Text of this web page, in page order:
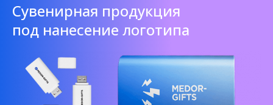
Cувенирная продукция
под нанесение логотипа